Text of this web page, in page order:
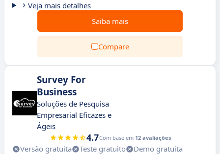
Veja mais detalhes
Saiba mais
Compare
Survey For
Business
Soluções de Pesquisa
Empresarial Eficazes e
Ágeis
4.7Com base em 12 avaliações
Versão gratuita Teste gratuito
Demo gratuita